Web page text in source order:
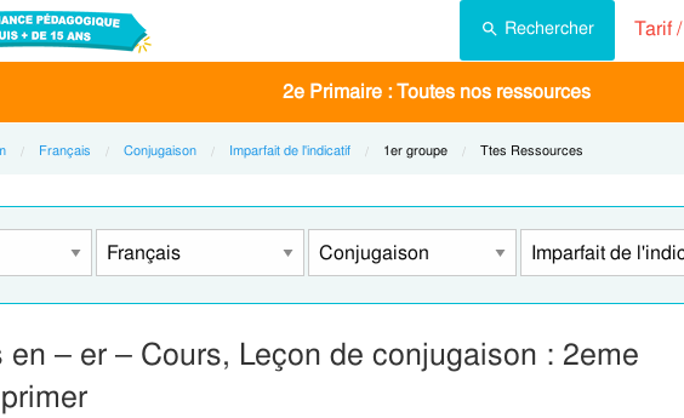
Rechercher Tarif /
2e Primaire : Toutes nos ressources
Français Conjugaison Imparfait de l'indicatif Current:
1er groupe Current:
Ttes Ressources
– er – Cours, Leçon de conjugaison : 2eme